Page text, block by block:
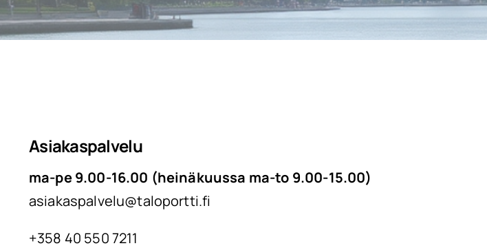
Asiakaspalvelu
ma-pe 9.00-16.00 (heinäkuussa ma-to 9.00-15.00)
asiakaspalvelu@taloportti.fi
+358 40 550 7211